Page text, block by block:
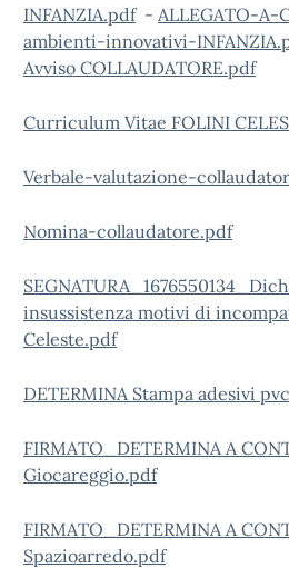
INFANZIA.pdf- ALLEGATO-A-
ambienti-innovativi-
Avviso COLLAUDATORE.pdf
Curriculum Vitae FOLINI
Verbale-valutazione-
Nomina-collaudatore.pdf
insussistenza motivi di
Celeste.pdf
DETERMINA Stampa adesivi
FIRMATO_DETERMINA A
Giocareggio.pdf
FIRMATO_DETERMINA A
Spazioarredo.pdf